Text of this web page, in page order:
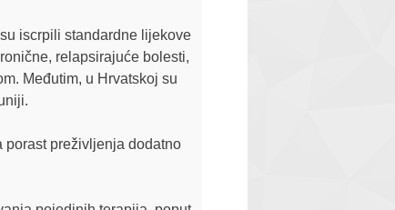
iscrpili standardne lijekove
relapsirajuće bolesti,
Međutim, u Hrvatskoj su
porast preživljenja dodatno